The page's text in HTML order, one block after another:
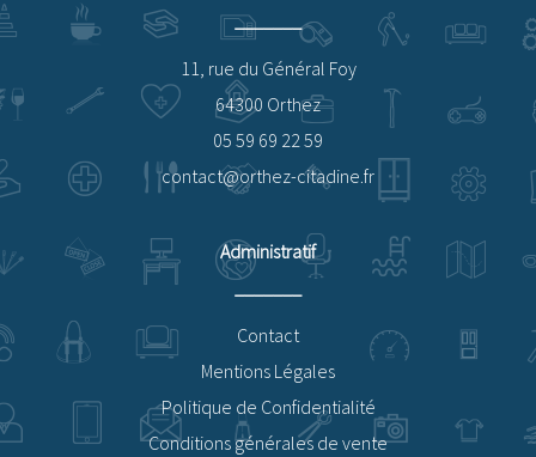
11, rue du Général Foy
64300 Orthez
05 59 69 22 59
contact@orthez-citadine.fr
Administratif
Contact
Mentions Légales
Politique de Confidentialité
Conditions générales de vente